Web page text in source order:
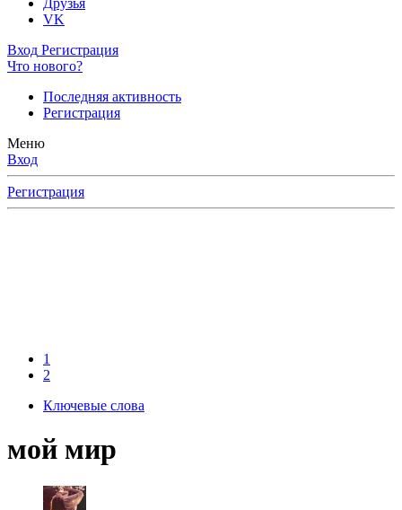
Друзья
VK
Вход Регистрация
Что нового?
Последняя активность
Регистрация
Меню
Вход
Регистрация
1
2
Ключевые слова
мой мир